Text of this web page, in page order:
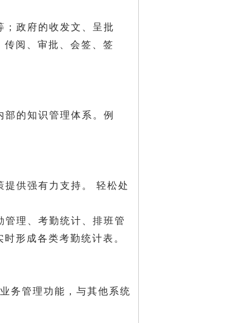
；政府的收发文、呈批
阅、审批、会签、签
的知识管理体系。例
提供强有力支持。 轻松处
理、考勤统计、排班管
形成各类考勤统计表。
务管理功能，与其他系统